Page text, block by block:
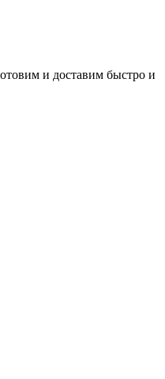
и доставим быстро и